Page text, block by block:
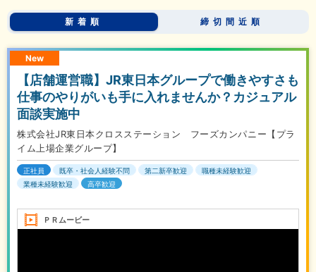
新着順 締切間近順
New
【店舗運営職】JR東日本グループで働きやすさも
仕事のやりがいも手に入れませんか？カジュアル
面談実施中
株式会社JR東日本クロスステーション フーズカンパニー【プラ
イム上場企業グループ】
正社員 既卒・社会人経験不問 第二新卒歓迎
職種未経験歓迎
業種未経験歓迎
高卒歓迎
ＰＲムービー